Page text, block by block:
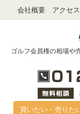
会社概要 アクセス
ゴルフ会員権の相場や
買いたい・売りた